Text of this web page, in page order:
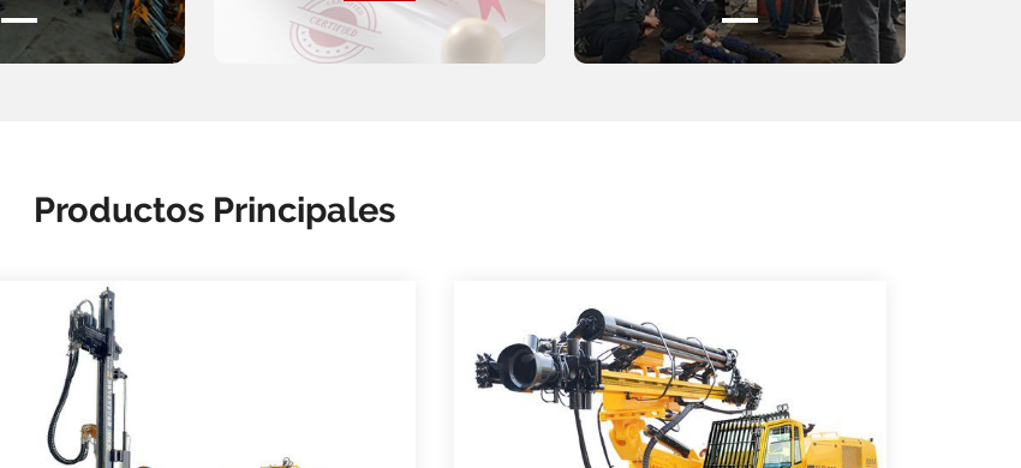
Productos Principales